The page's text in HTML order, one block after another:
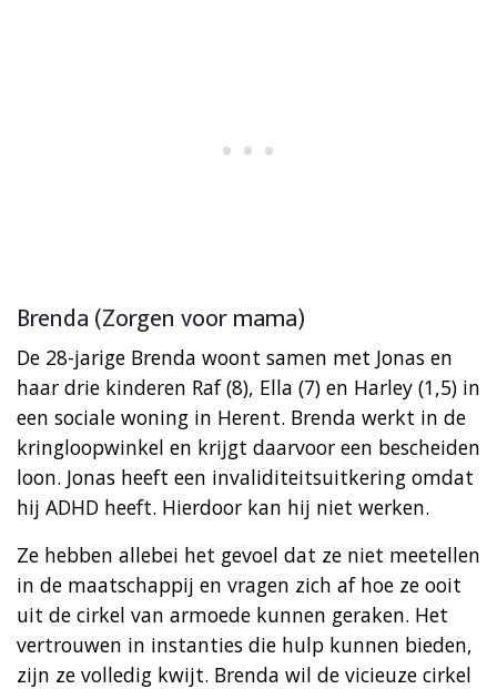
Brenda (Zorgen voor mama)
De 28-jarige Brenda woont samen met Jonas en
haar drie kinderen Raf (8), Ella (7) en Harley (1,5) in
een sociale woning in Herent. Brenda werkt in de
kringloopwinkel en krijgt daarvoor een bescheiden
loon. Jonas heeft een invaliditeitsuitkering omdat
hij ADHD heeft. Hierdoor kan hij niet werken.
Ze hebben allebei het gevoel dat ze niet meetellen
in de maatschappij en vragen zich af hoe ze ooit
uit de cirkel van armoede kunnen geraken. Het
vertrouwen in instanties die hulp kunnen bieden,
zijn ze volledig kwijt. Brenda wil de vicieuze cirkel